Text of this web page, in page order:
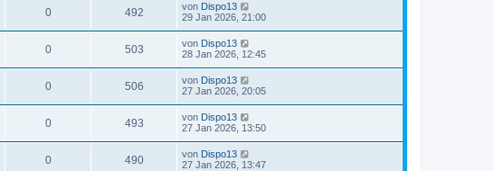
0 492 von Dispo13
29 Jan 2026, 21:00
0 503 von Dispo13
28 Jan 2026, 12:45
0 506 von Dispo13
27 Jan 2026, 20:05
0 493 von Dispo13
27 Jan 2026, 13:50
0 490 von Dispo13
27 Jan 2026, 13:47